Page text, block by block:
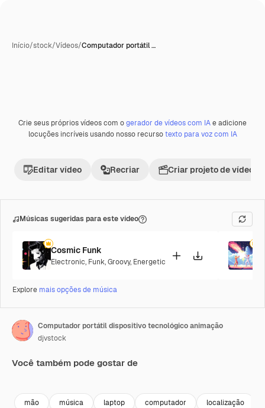
Início/stock/Vídeos/Computador portátil …
Premium
Crie seus próprios vídeos com ogerador de vídeos com IAe adicione
locuções incríveis usando nosso recursotexto para voz com IA
Editar vídeo Recriar Criar projeto de vídeo
Músicas sugeridas para este vídeo
Cosmic Funk
Electronic, Funk,Groovy, Energetic
Explore mais opções de música
Computador portátil dispositivo tecnológico animação
djvstock
Você também pode gostar de
mão música laptop computador localização